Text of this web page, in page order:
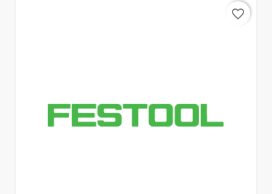
favorite_border